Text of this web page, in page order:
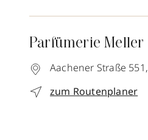
Parfümerie Meller
Aachener Straße 551,
zum Routenplaner